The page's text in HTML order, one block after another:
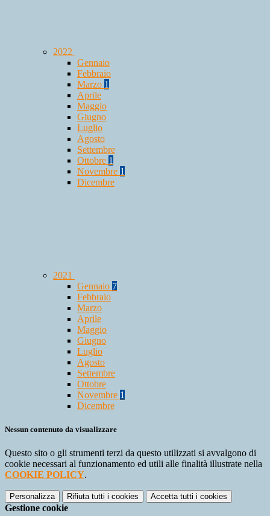
2022
Gennaio
Febbraio
Marzo 1
Aprile
Maggio
Giugno
Luglio
Agosto
Settembre
Ottobre 1
Novembre 1
Dicembre
2021
Gennaio 7
Febbraio
Marzo
Aprile
Maggio
Giugno
Luglio
Agosto
Settembre
Ottobre
Novembre 1
Dicembre
Nessun contenuto da visualizzare
Questo sito o gli strumenti terzi da questo utilizzati si avvalgono di
cookie necessari al funzionamento ed utili alle finalità illustrate nella
COOKIE POLICY.
Personalizza Rifiuta tutti i cookies Accetta tutti i cookies
Gestione cookie